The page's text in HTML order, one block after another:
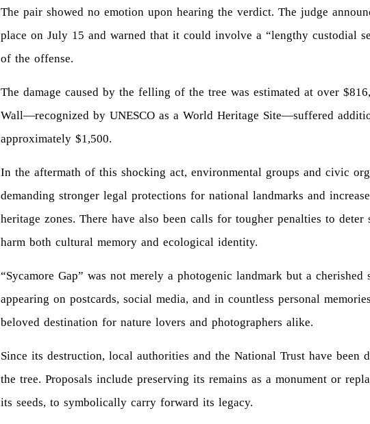
The pair showed no emotion upon hearing the verdict. The judge
place on July 15 and warned that it could involve a “lengthy custodial
of the offense.
The damage caused by the felling of the tree was estimated at over
Wall—recognized by UNESCO as a World Heritage Site—suffered
approximately $1,500.
In the aftermath of this shocking act, environmental groups and civic
demanding stronger legal protections for national landmarks and
heritage zones. There have also been calls for tougher penalties to
harm both cultural memory and ecological identity.
“Sycamore Gap” was not merely a photogenic landmark but a
appearing on postcards, social media, and in countless personal
beloved destination for nature lovers and photographers alike.
Since its destruction, local authorities and the National Trust have been
the tree. Proposals include preserving its remains as a monument or
its seeds, to symbolically carry forward its legacy.